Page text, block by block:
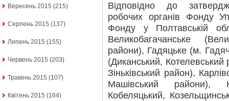
Вересень 2015 (215)
Серпень 2015 (137)
Липень 2015 (155)
Червень 2015 (203)
Травень 2015 (107)
Квітень 2015 (164)
Відповідно до
робочих органів Фонду
Фонду у Полтавській
Великобагачанське
райони), Гадяцьке (м.
(Диканський, Котелевський
Зіньківський район),
Машівський райони),
Кобеляцький,